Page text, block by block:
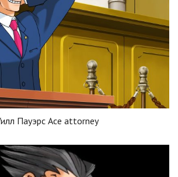
Пауэрс Ace attorney